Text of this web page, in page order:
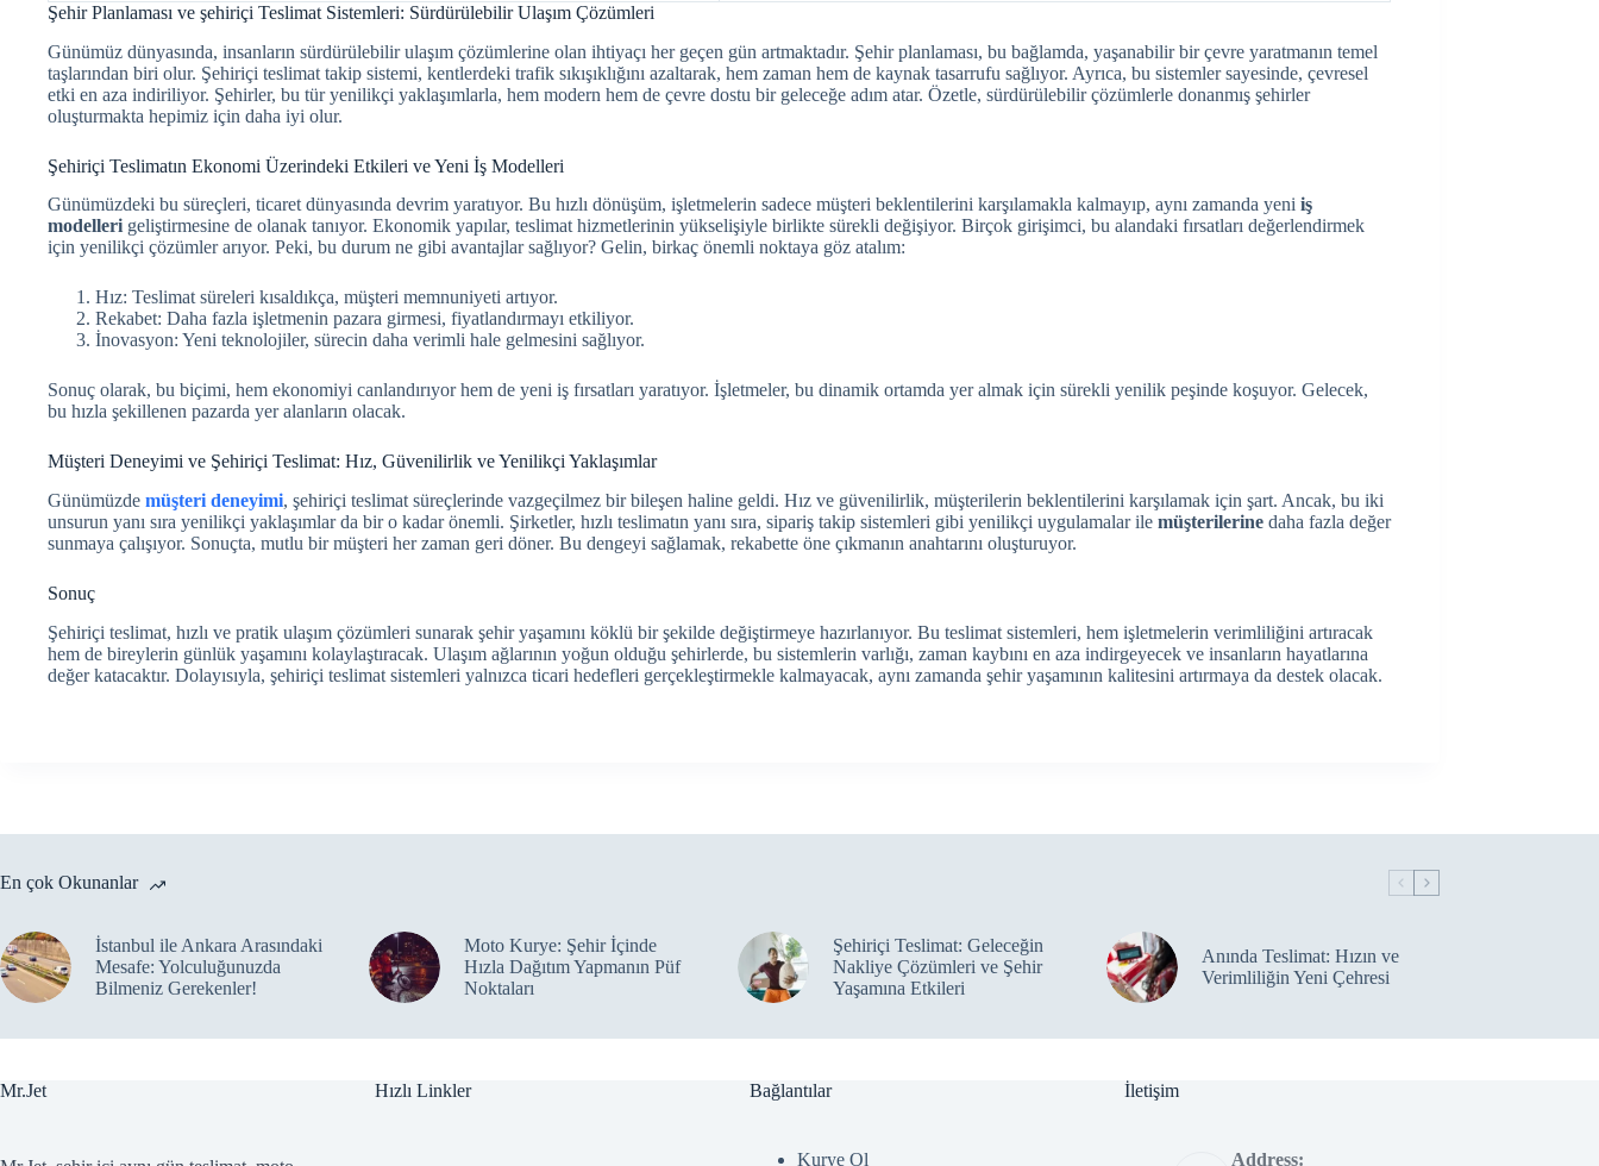
Şehir Planlaması ve şehiriçi Teslimat Sistemleri: Sürdürülebilir Ulaşım Çözümleri
Günümüz dünyasında, insanların sürdürülebilir ulaşım çözümlerine olan ihtiyaçı her geçen gün artmaktadır. Şehir planlaması, bu bağlamda, yaşanabilir bir çevre yaratmanın temel
taşlarından biri olur. Şehiriçi teslimat takip sistemi, kentlerdeki trafik sıkışıklığını azaltarak, hem zaman hem de kaynak tasarrufu sağlıyor. Ayrıca, bu sistemler sayesinde, çevresel
etki en aza indiriliyor. Şehirler, bu tür yenilikçi yaklaşımlarla, hem modern hem de çevre dostu bir geleceğe adım atar. Özetle, sürdürülebilir çözümlerle donanmış şehirler
oluşturmakta hepimiz için daha iyi olur.
Şehiriçi Teslimatın Ekonomi Üzerindeki Etkileri ve Yeni İş Modelleri
Günümüzdeki bu süreçleri, ticaret dünyasında devrim yaratıyor. Bu hızlı dönüşüm, işletmelerin sadece müşteri beklentilerini karşılamakla kalmayıp, aynı zamanda yeni iş
modelleri geliştirmesine de olanak tanıyor. Ekonomik yapılar, teslimat hizmetlerinin yükselişiyle birlikte sürekli değişiyor. Birçok girişimci, bu alandaki fırsatları değerlendirmek
için yenilikçi çözümler arıyor. Peki, bu durum ne gibi avantajlar sağlıyor? Gelin, birkaç önemli noktaya göz atalım:
Hız: Teslimat süreleri kısaldıkça, müşteri memnuniyeti artıyor.
Rekabet: Daha fazla işletmenin pazara girmesi, fiyatlandırmayı etkiliyor.
İnovasyon: Yeni teknolojiler, sürecin daha verimli hale gelmesini sağlıyor.
Sonuç olarak, bu biçimi, hem ekonomiyi canlandırıyor hem de yeni iş fırsatları yaratıyor. İşletmeler, bu dinamik ortamda yer almak için sürekli yenilik peşinde koşuyor. Gelecek,
bu hızla şekillenen pazarda yer alanların olacak.
Müşteri Deneyimi ve Şehiriçi Teslimat: Hız, Güvenilirlik ve Yenilikçi Yaklaşımlar
Günümüzde müşteri deneyimi, şehiriçi teslimat süreçlerinde vazgeçilmez bir bileşen haline geldi. Hız ve güvenilirlik, müşterilerin beklentilerini karşılamak için şart. Ancak, bu iki
unsurun yanı sıra yenilikçi yaklaşımlar da bir o kadar önemli. Şirketler, hızlı teslimatın yanı sıra, sipariş takip sistemleri gibi yenilikçi uygulamalar ile müşterilerine daha fazla değer
sunmaya çalışıyor. Sonuçta, mutlu bir müşteri her zaman geri döner. Bu dengeyi sağlamak, rekabette öne çıkmanın anahtarını oluşturuyor.
Sonuç
Şehiriçi teslimat, hızlı ve pratik ulaşım çözümleri sunarak şehir yaşamını köklü bir şekilde değiştirmeye hazırlanıyor. Bu teslimat sistemleri, hem işletmelerin verimliliğini artıracak
hem de bireylerin günlük yaşamını kolaylaştıracak. Ulaşım ağlarının yoğun olduğu şehirlerde, bu sistemlerin varlığı, zaman kaybını en aza indirgeyecek ve insanların hayatlarına
değer katacaktır. Dolayısıyla, şehiriçi teslimat sistemleri yalnızca ticari hedefleri gerçekleştirmekle kalmayacak, aynı zamanda şehir yaşamının kalitesini artırmaya da destek olacak.
En çok Okunanlar
İstanbul ile Ankara Arasındaki
Mesafe: Yolculuğunuzda
Bilmeniz Gerekenler!
Moto Kurye: Şehir İçinde
Hızla Dağıtım Yapmanın Püf
Noktaları
Şehiriçi Teslimat: Geleceğin
Nakliye Çözümleri ve Şehir
Yaşamına Etkileri
Anında Teslimat: Hızın ve
Verimliliğin Yeni Çehresi
Mr.Jet Hızlı Linkler Bağlantılar
Kurye Ol
İletişim
Address: